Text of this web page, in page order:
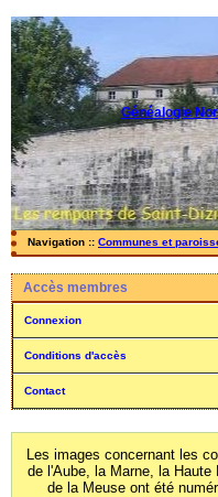
Généalogie
Navigation :: Communes et
Accès membres
Connexion
Conditions d'accès
Contact
Les images concernant les
de l'Aube, la Marne, la Haute
de la Meuse ont été